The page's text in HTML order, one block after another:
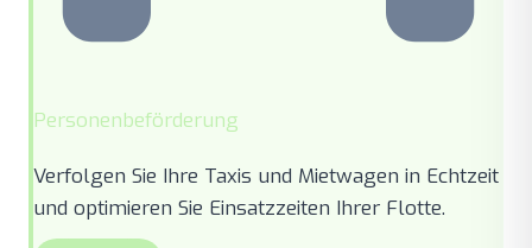
Personenbeförderung
Verfolgen Sie Ihre Taxis und Mietwagen in Echtzeit
und optimieren Sie Einsatzzeiten Ihrer Flotte.